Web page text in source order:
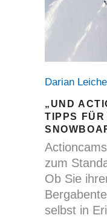
Darian
„UND
TIPPS
zum
Ob Sie
selbst in